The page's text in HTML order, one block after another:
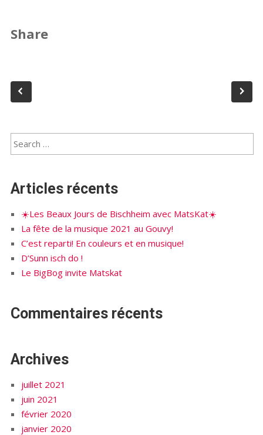
Share
Articles récents
☀️Les Beaux Jours de Bischheim avec MatsKat☀️
La fête de la musique 2021 au Gouvy!
C’est reparti! En couleurs et en musique!
D’Sunn isch do !
Le BigBog invite Matskat
Commentaires récents
Archives
juillet 2021
juin 2021
février 2020
janvier 2020